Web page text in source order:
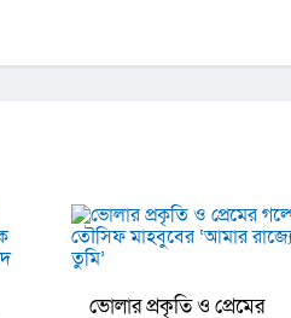
ভোলার প্রকৃতি ও প্রেমের